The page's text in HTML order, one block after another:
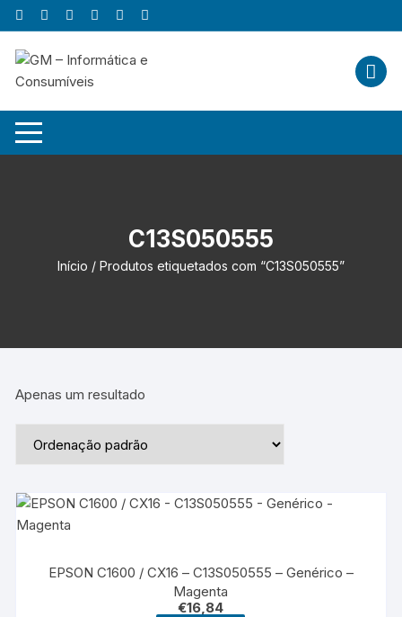
Skip
to
content
C13S050555
Início / Produtos etiquetados com “C13S050555”
Apenas um resultado
EPSON C1600 / CX16 – C13S050555 – Genérico –
Magenta
€16,84